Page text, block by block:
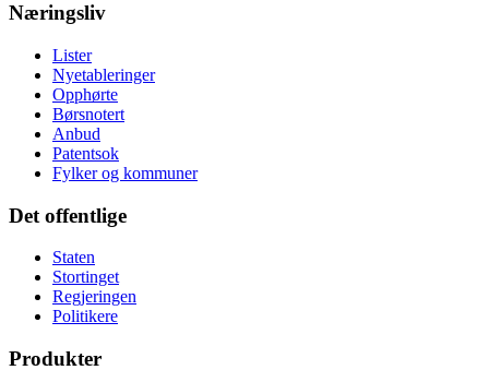
Næringsliv
Lister
Nyetableringer
Opphørte
Børsnotert
Anbud
Patentsok
Fylker og kommuner
Det offentlige
Staten
Stortinget
Regjeringen
Politikere
Produkter